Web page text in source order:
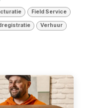
Field Service
Verhuur